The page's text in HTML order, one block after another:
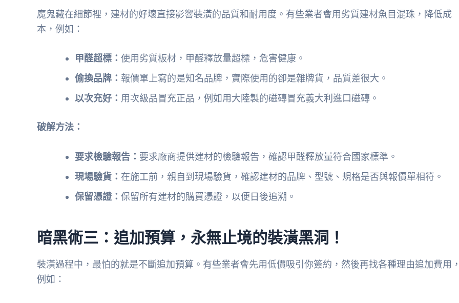
魔鬼藏在細節裡，建材的好壞直接影響裝潢的品質和耐用度。有些業者會用劣質建材魚目混珠，降低成
本，例如：
甲醛超標： 使用劣質板材，甲醛釋放量超標，危害健康。
偷換品牌： 報價單上寫的是知名品牌，實際使用的卻是雜牌貨，品質差很大。
以次充好： 用次級品冒充正品，例如用大陸製的磁磚冒充義大利進口磁磚。
破解方法：
要求檢驗報告： 要求廠商提供建材的檢驗報告，確認甲醛釋放量符合國家標準。
現場驗貨： 在施工前，親自到現場驗貨，確認建材的品牌、型號、規格是否與報價單相符。
保留憑證： 保留所有建材的購買憑證，以便日後追溯。
暗黑術三：追加預算，永無止境的裝潢黑洞！
裝潢過程中，最怕的就是不斷追加預算。有些業者會先用低價吸引你簽約，然後再找各種理由追加費用
例如：